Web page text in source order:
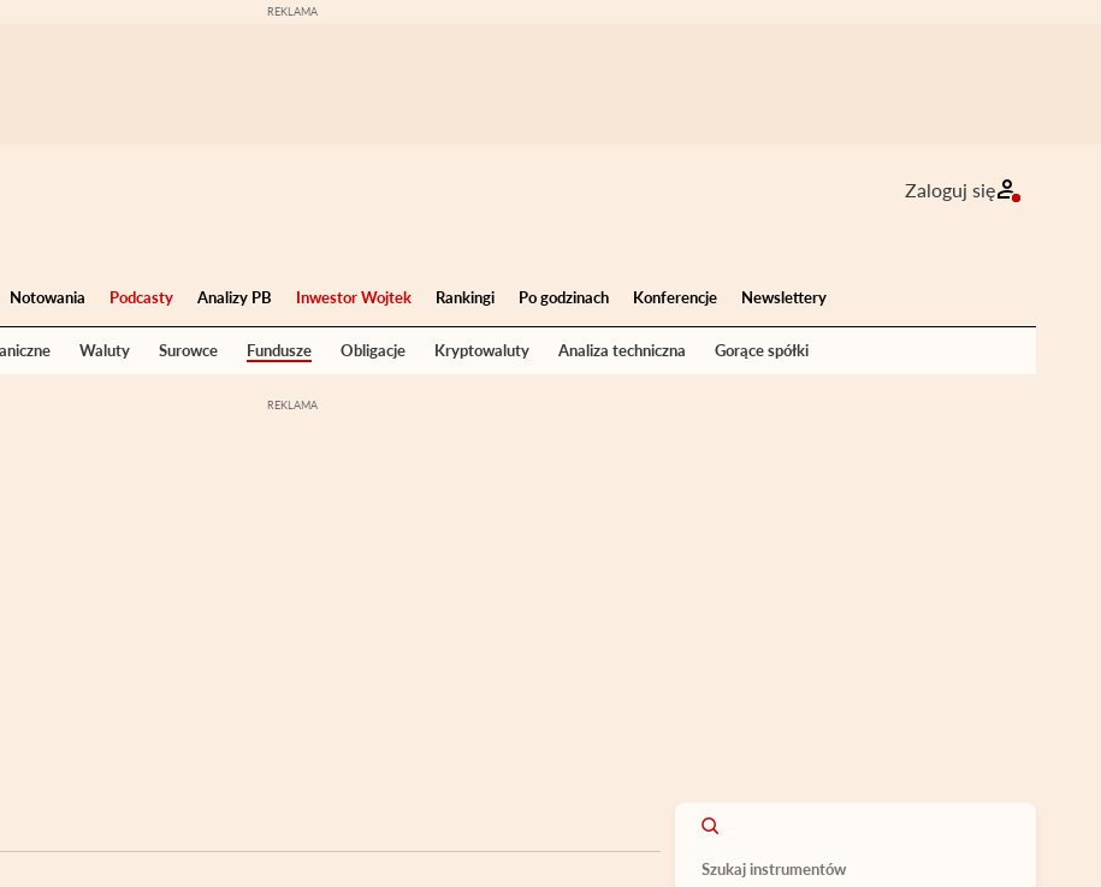
Zaloguj się
Notowania Podcasty Analizy PB Inwestor Wojtek Rankingi Po godzinach Konferencje Newslettery
Waluty Surowce Fundusze Obligacje Kryptowaluty Analiza techniczna Gorące spółki